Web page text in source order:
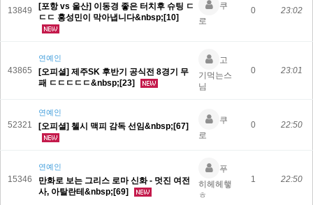
13849
[포항 vs 울산] 이동경 좋은 터치후 슈팅 ㄷ
ㄷㄷ 홍성민이 막아냅니다&nbsp;[10]
쿠
로
0 23:02
43865
연예인
[오피셜] 제주SK 후반기 공식전 8경기 무
패 ㄷㄷㄷㄷㄷ&nbsp;[23]
고
기먹는스
님
0 23:01
52321
연예인
[오피셜] 첼시 맥피 감독 선임&nbsp;[67]
쿠
로
0 22:50
15346
연예인
만화로 보는 그리스 로마 신화 - 멋진 여전
사, 아탈란테&nbsp;[69]
푸
히헤헤햏
ㅎ
1 22:50